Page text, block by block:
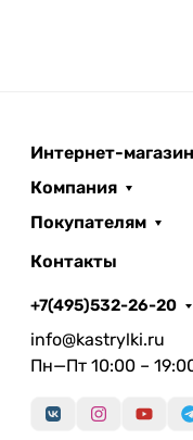
Интернет-магазин
Компания
Покупателям
Контакты
+7(495)532-26-20
info@kastrylki.ru
Пн—Пт 10:00 –